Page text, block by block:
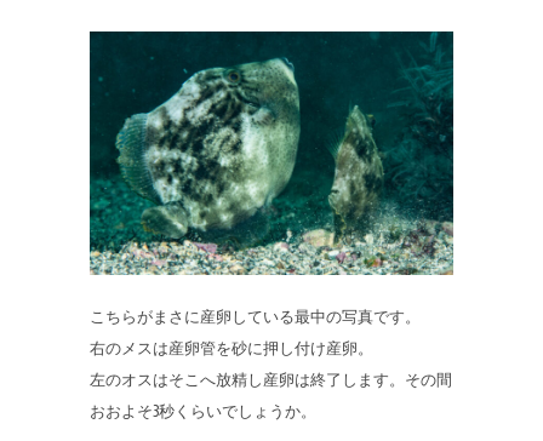
こちらがまさに産卵している最中の写真です。
右のメスは産卵管を砂に押し付け産卵。
左のオスはそこへ放精し産卵は終了します。その間
おおよそ3秒くらいでしょうか。